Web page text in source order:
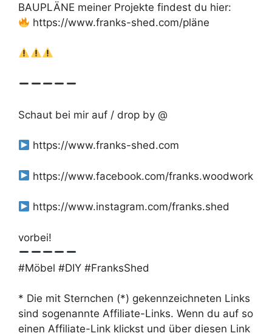
BAUPLÄNE meiner Projekte findest du hier:
https://www.franks-shed.com/pläne
Schaut bei mir auf / drop by @
https://www.franks-shed.com
https://www.facebook.com/franks.woodwork
https://www.instagram.com/franks.shed
vorbei!
#Möbel #DIY #FranksShed
* Die mit Sternchen (*) gekennzeichneten Links
sind sogenannte Affiliate-Links. Wenn du auf so
einen Affiliate-Link klickst und über diesen Link